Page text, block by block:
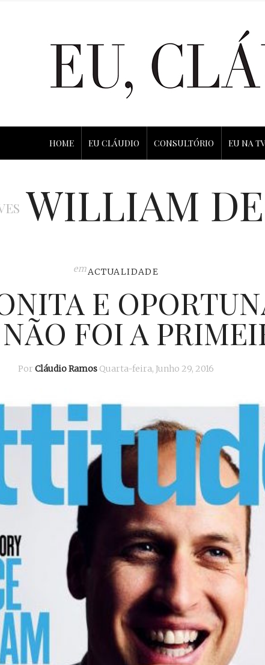
HOME EU CLÁUDIO CONSULTÓRIO EU NA
WILLIAM
emACTUALIDADE
E
FOI A
Por Cláudio Ramos Quarta-feira, Junho 29, 2016